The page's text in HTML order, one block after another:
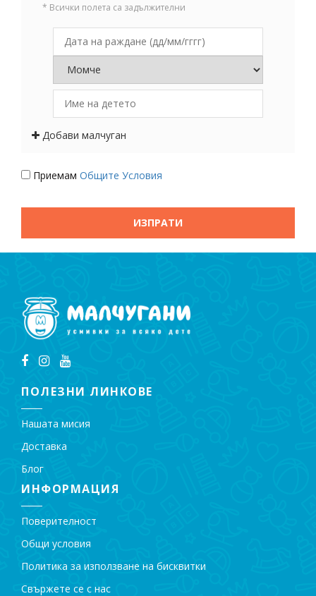
* Всички полета са задължителни
Добави малчуган
Приемам Общите Условия
ИЗПРАТИ
ПОЛЕЗНИ ЛИНКОВЕ
Нашата мисия
Доставка
Блог
ИНФОРМАЦИЯ
Поверителност
Общи условия
Политика за използване на бисквитки
Свържете се с нас